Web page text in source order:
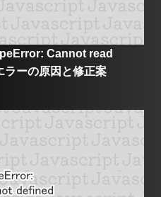
Cannot read
ーの原因と修正案